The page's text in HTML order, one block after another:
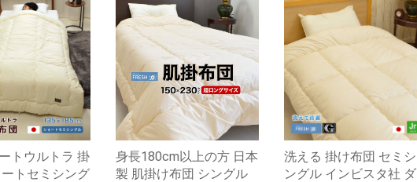
トウルトラ 掛
トセミシング
身長180cm以上の方 日本
製 肌掛け布団 シングル
洗える 掛け布団 セミシ
ングル インビスタ社 ダ